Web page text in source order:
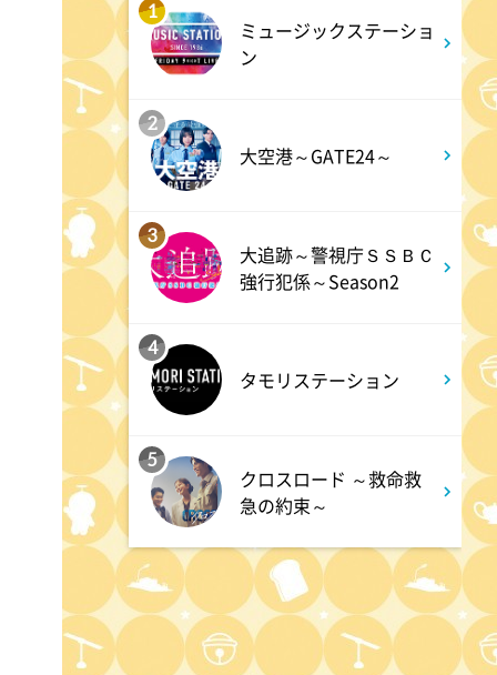
午前 10:00
る!恐怖を感じる音楽会」
買いドキ!生放送ショッピン
グ 期間限定商品を手にする大
チャンス!お見逃しなく!
午前 11:00
ー
八村塁スペシャルマッチ
BLACK SAMURAI SUMMIT
1
ミュージックステーショ
ン
2
大空港～GATE24～
3
大追跡～警視庁ＳＳＢＣ
強行犯係～Season2
4
タモリステーション
5
クロスロード ～救命救
急の約束～